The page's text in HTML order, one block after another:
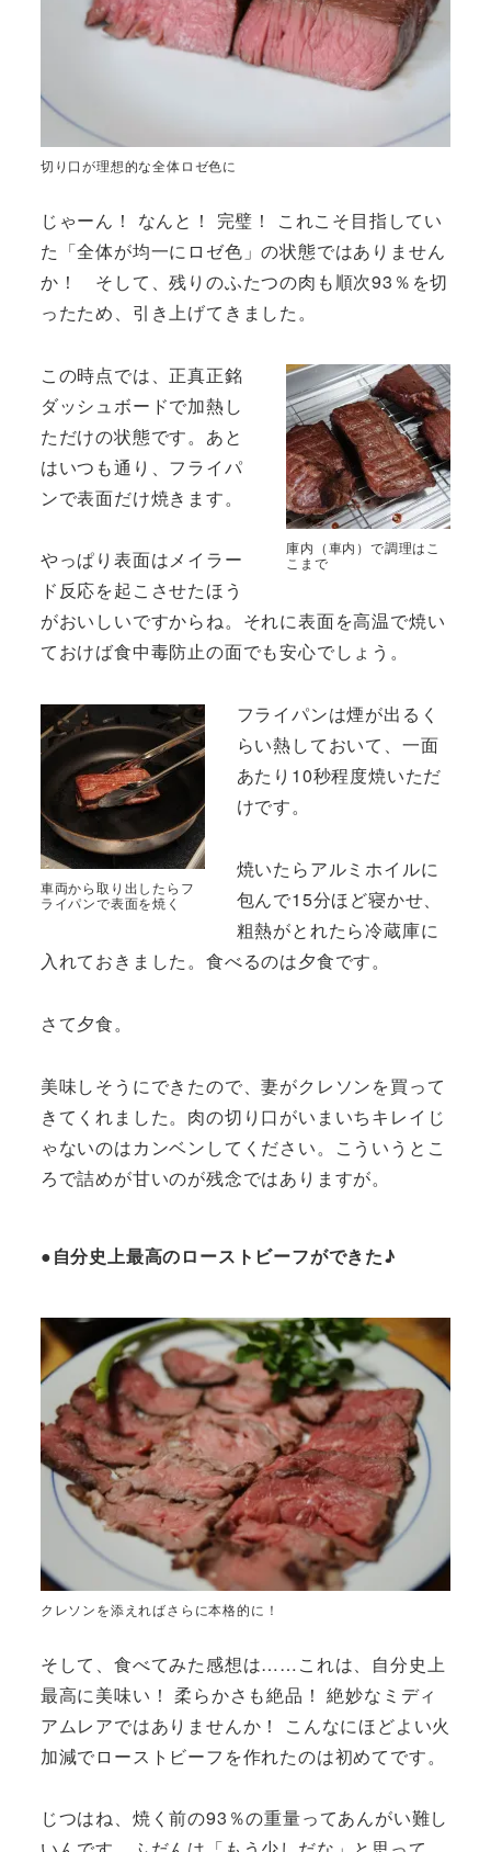
切り口が理想的な全体ロゼ色に
じゃーん！ なんと！ 完璧！ これこそ目指してい
た「全体が均一にロゼ色」の状態ではありません
か！ そして、残りのふたつの肉も順次93％を切
ったため、引き上げてきました。
庫内（車内）で調理はこ
こまで
この時点では、正真正銘
ダッシュボードで加熱し
ただけの状態です。あと
はいつも通り、フライパ
ンで表面だけ焼きます。
やっぱり表面はメイラー
ド反応を起こさせたほう
がおいしいですからね。それに表面を高温で焼い
ておけば食中毒防止の面でも安心でしょう。
車両から取り出したらフ
ライパンで表面を焼く
フライパンは煙が出るく
らい熱しておいて、一面
あたり10秒程度焼いただ
けです。
焼いたらアルミホイルに
包んで15分ほど寝かせ、
粗熱がとれたら冷蔵庫に
入れておきました。食べるのは夕食です。
さて夕食。
美味しそうにできたので、妻がクレソンを買って
きてくれました。肉の切り口がいまいちキレイじ
ゃないのはカンベンしてください。こういうとこ
ろで詰めが甘いのが残念ではありますが。
●自分史上最高のローストビーフができた♪
クレソンを添えればさらに本格的に！
そして、食べてみた感想は……これは、自分史上
最高に美味い！ 柔らかさも絶品！ 絶妙なミディ
アムレアではありませんか！ こんなにほどよい火
加減でローストビーフを作れたのは初めてです。
じつはね、焼く前の93％の重量ってあんがい難し